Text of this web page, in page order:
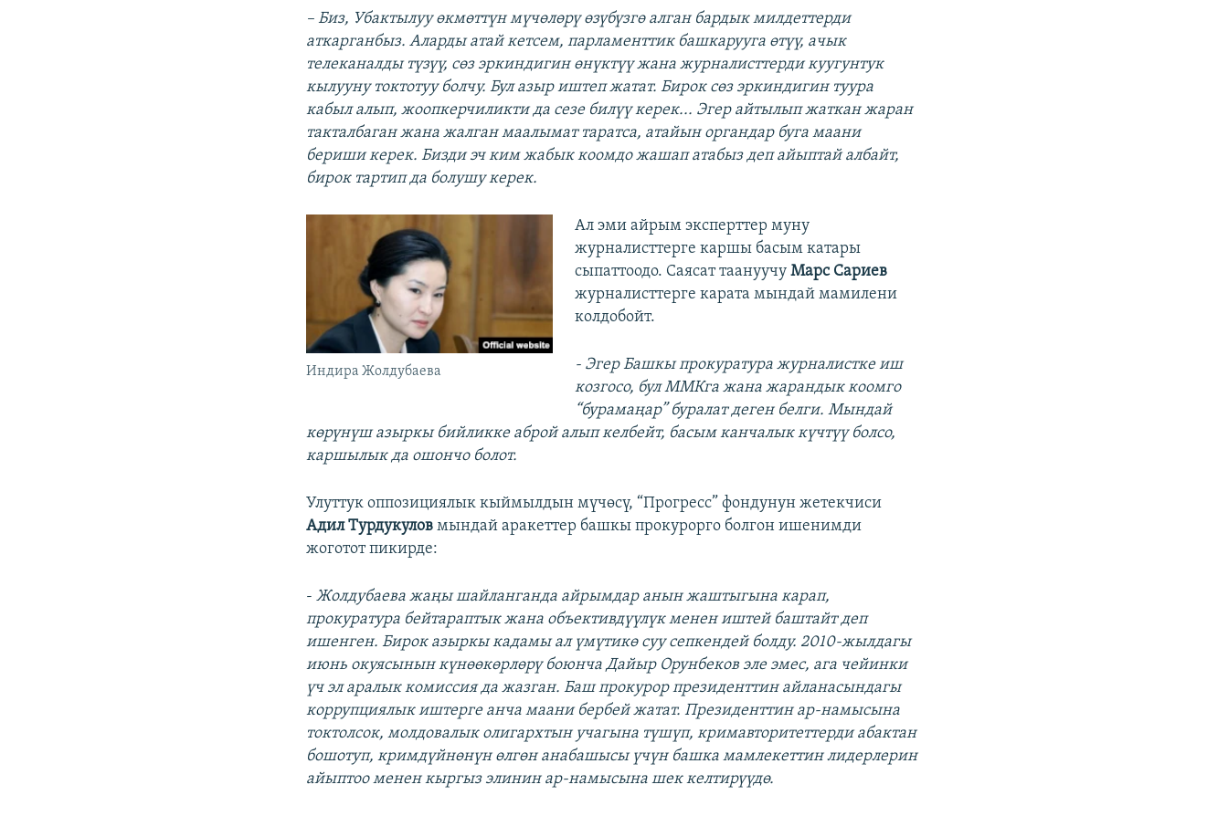
– Биз, Убактылуу өкмөттүн мүчөлөрү өзүбүзгө алган бардык милдеттерди
аткарганбыз. Аларды атай кетсем, парламенттик башкарууга өтүү, ачык
телеканалды түзүү, сөз эркиндигин өнүктүү жана журналисттерди куугунтук
кылууну токтотуу болчу. Бул азыр иштеп жатат. Бирок сөз эркиндигин туура
кабыл алып, жоопкерчиликти да сезе билүү керек... Эгер айтылып жаткан жаран
такталбаган жана жалган маалымат таратса, атайын органдар буга маани
бериши керек. Бизди эч ким жабык коомдо жашап атабыз деп айыптай албайт,
бирок тартип да болушу керек.
Индира Жолдубаева
​Ал эми айрым эксперттер муну
журналисттерге каршы басым катары
сыпаттоодо. Саясат таануучу Марс Сариев
журналисттерге карата мындай мамилени
колдобойт.
- Эгер Башкы прокуратура журналистке иш
козгосо, бул ММКга жана жарандык коомго
“бурамаңар” буралат деген белги. Мындай
көрүнүш азыркы бийликке аброй алып келбейт, басым канчалык күчтүү болсо,
каршылык да ошончо болот.
Улуттук оппозициялык кыймылдын мүчөсү, “Прогресс” фондунун жетекчиси
Адил Турдукулов мындай аракеттер башкы прокурорго болгон ишенимди
жоготот пикирде:
-Жолдубаева жаңы шайланганда айрымдар анын жаштыгына карап,
прокуратура бейтараптык жана объективдүүлүк менен иштей баштайт деп
ишенген. Бирок азыркы кадамы ал үмүтикө суу сепкендей болду. 2010-жылдагы
июнь окуясынын күнөөкөрлөрү боюнча Дайыр Орунбеков эле эмес, ага чейинки
үч эл аралык комиссия да жазган. Баш прокурор президенттин айланасындагы
коррупциялык иштерге анча маани бербей жатат. Президенттин ар-намысына
токтолсок, молдовалык олигархтын учагына түшүп, кримавторитеттерди абактан
бошотуп, кримдүйнөнүн өлгөн анабашысы үчүн башка мамлекеттин лидерлерин
айыптоо менен кыргыз элинин ар-намысына шек келтирүүдө.